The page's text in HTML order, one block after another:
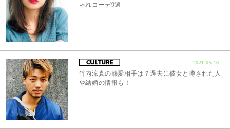
ゃれコーデ9選
2021.05.16
竹内涼真の熱愛相手は？過去に彼女と噂された人
や結婚の情報も！